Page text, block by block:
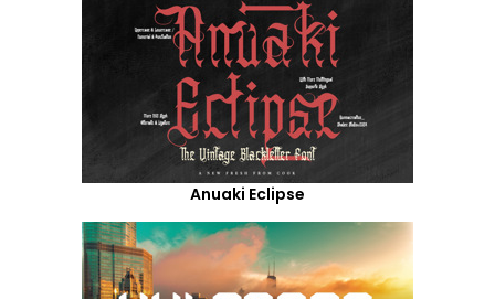
Anuaki Eclipse